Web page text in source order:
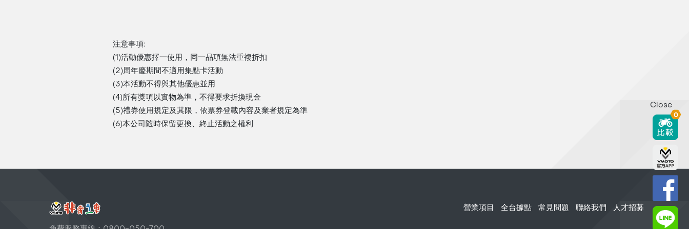
注意事項:
(1)活動優惠擇一使用，同一品項無法重複折扣
(2)周年慶期間不適用集點卡活動
(3)本活動不得與其他優惠並用
(4)所有獎項以實物為準，不得要求折換現金
(5)禮券使用規定及其限，依票券登載內容及業者規定為準
(6)本公司隨時保留更換、終止活動之權利
營業項目 全台據點 常見問題 聯絡我們 人才招募
Close
0